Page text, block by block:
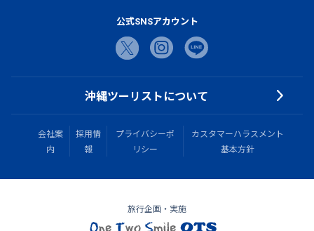
公式SNSアカウント
沖縄ツーリストについて
会社案
内
採用情
報
プライバシーポ
リシー
カスタマーハラスメント
基本方針
旅行企画・実施